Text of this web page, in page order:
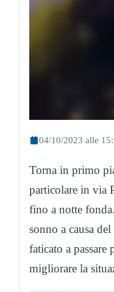
04/10/2023 alle
Torna in primo
particolare in via
fino a notte
sonno a causa
faticato a passare
migliorare la